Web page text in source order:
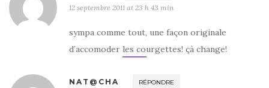
12 septembre 2011 at 23 h 43 min
sympa comme tout, une façon originale
d’accomoder les courgettes! çà change!
NAT@CHA RÉPONDRE